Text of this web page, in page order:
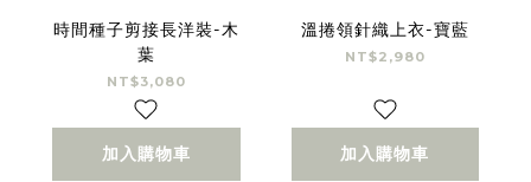
時間種子剪接長洋裝-木
葉
NT$3,080
加入購物車
溫捲領針織上衣-寶藍
NT$2,980
加入購物車